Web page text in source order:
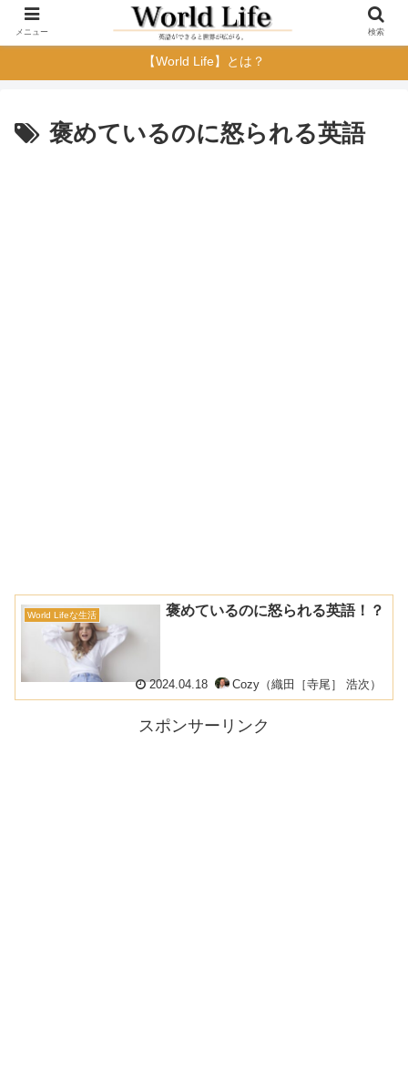
【World Life】とは？
褒めているのに怒られる英語
World Lifeな生活 褒めているのに怒られる英語！？
2024.04.18 Cozy（織田［寺尾］ 浩次）
スポンサーリンク
メニュー 検索